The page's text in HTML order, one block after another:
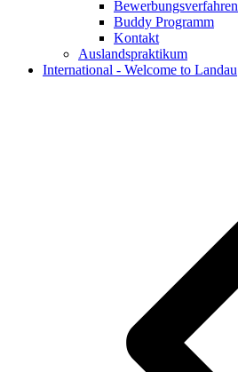
Bewerbungsverfahren
Buddy Programm
Kontakt
Auslandspraktikum
International - Welcome to Landau